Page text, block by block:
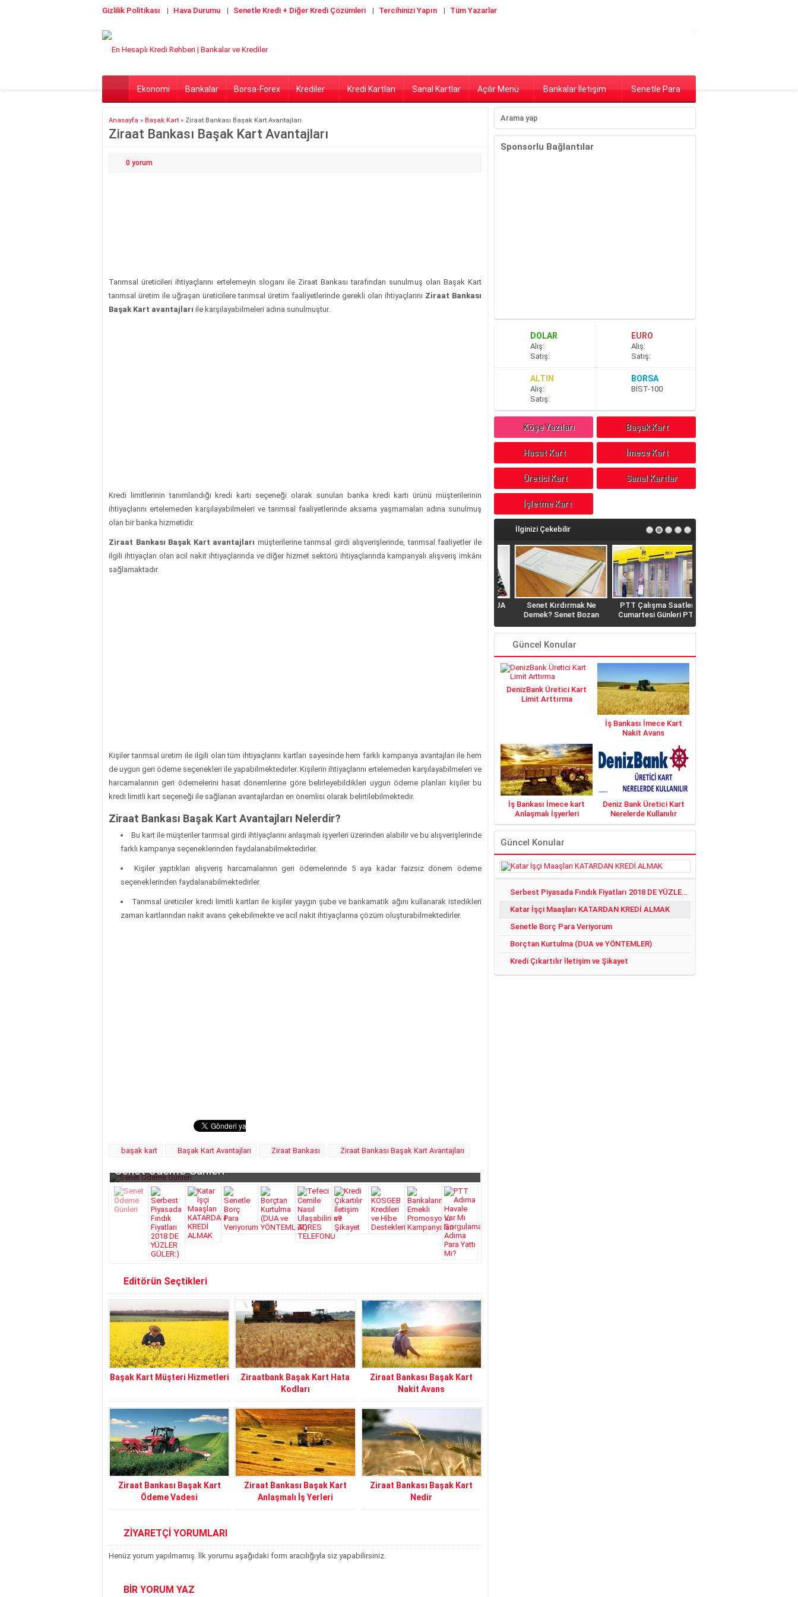
Gizlilik Politikası Hava Durumu Senetle Kredi + Diğer Kredi Çözümleri Tercihinizi Yapın Tüm Yazarlar
Ekonomi Bankalar Borsa-Forex Krediler Kredi Kartları Sanal Kartlar Açılır Menü Bankalar İletişim Senetle Para
Anasayfa » Başak Kart » Ziraat Bankası Başak Kart Avantajları
Ziraat Bankası Başak Kart Avantajları
0 yorum
Tarımsal üreticileri ihtiyaçlarını ertelemeyin sloganı ile Ziraat Bankası tarafından sunulmuş olan Başak Kart
tarımsal üretim ile uğraşan üreticilere tarımsal üretim faaliyetlerinde gerekli olan ihtiyaçlarını Ziraat Bankası
Başak Kart avantajları ile karşılayabilmeleri adına sunulmuştur.
Kredi limitlerinin tanımlandığı kredi kartı seçeneği olarak sunulan banka kredi kartı ürünü müşterilerinin
ihtiyaçlarını ertelemeden karşılayabilmeleri ve tarımsal faaliyetlerinde aksama yaşmamaları adına sunulmuş
olan bir banka hizmetidir.
Ziraat Bankası Başak Kart avantajları müşterilerine tarımsal girdi alışverişlerinde, tarımsal faaliyetler ile
ilgili ihtiyaçları olan acil nakit ihtiyaçlarında ve diğer hizmet sektörü ihtiyaçlarında kampanyalı alışveriş imkânı
sağlamaktadır.
Kişiler tarımsal üretim ile ilgili olan tüm ihtiyaçlarını kartları sayesinde hem farklı kampanya avantajları ile hem
de uygun geri ödeme seçenekleri ile yapabilmektedirler. Kişilerin ihtiyaçlarını ertelemeden karşılayabilmeleri ve
harcamalarının geri ödemelerini hasat dönemlerine göre belirleyebildikleri uygun ödeme planları kişiler bu
kredi limitli kart seçeneği ile sağlanan avantajlardan en önemlisi olarak belirtilebilmektedir.
Ziraat Bankası Başak Kart Avantajları Nelerdir?
Bu kart ile müşteriler tarımsal girdi ihtiyaçlarını anlaşmalı işyerleri üzerinden alabilir ve bu alışverişlerinde
farklı kampanya seçeneklerinden faydalanabilmektedirler.
Kişiler yaptıkları alışveriş harcamalarının geri ödemelerinde 5 aya kadar faizsiz dönem ödeme
seçeneklerinden faydalanabilmektedirler.
Tarımsal üreticiler kredi limitli kartları ile kişiler yaygın şube ve bankamatik ağını kullanarak istedikleri
zaman kartlarından nakit avans çekebilmekte ve acil nakit ihtiyaçlarına çözüm oluşturabilmektedirler.
başak kart Başak Kart Avantajları Ziraat Bankası Ziraat Bankası Başak Kart Avantajları
Serbest Piyasada Fındık Fiyatları 2018 DE YÜZLER GÜLER:)
Editörün Seçtikleri
Başak Kart Müşteri Hizmetleri
Ziraatbank Başak Kart Hata
Kodları
Ziraat Bankası Başak Kart
Nakit Avans
Ziraat Bankası Başak Kart
Ödeme Vadesi
Ziraat Bankası Başak Kart
Anlaşmalı İş Yerleri
Ziraat Bankası Başak Kart
Nedir
ZİYARETÇİ YORUMLARI
Henüz yorum yapılmamış. İlk yorumu aşağıdaki form aracılığıyla siz yapabilirsiniz.
BİR YORUM YAZ
Sponsorlu Bağlantılar
DOLAR
Alış:
Satış:
EURO
Alış:
Satış:
ALTIN
Alış:
Satış:
BORSA
BİST-100
Köşe Yazıları Başak Kart
Hasat Kart İmece Kart
Üretici Kart Sanal Kartlar
İşletme Kart
İlginizi Çekebilir
Senet Kırdırmak Ne
Demek? Senet Bozan
PTT Çalışma Saatleri,
Cumartesi Günleri PTT
Şubeler Hangisi?
Güncel Konular
DenizBank Üretici Kart
Limit Arttırma
İş Bankası İmece Kart
Nakit Avans
İş Bankası İmece kart
Anlaşmalı İşyerleri
Deniz Bank Üretici Kart
Nerelerde Kullanılır
Güncel Konular
Serbest Piyasada Fındık Fiyatları 2018 DE YÜZLER GÜLER:)
Katar İşçi Maaşları KATARDAN KREDİ ALMAK
Senetle Borç Para Veriyorum
Borçtan Kurtulma (DUA ve YÖNTEMLER)
Kredi Çıkartılır İletişim ve Şikayet